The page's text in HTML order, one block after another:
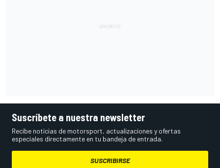
Suscríbete a nuestra newsletter
Recibe noticias de motorsport, actualizaciones y ofertas
especiales directamente en tu bandeja de entrada.
SUSCRIBIRSE